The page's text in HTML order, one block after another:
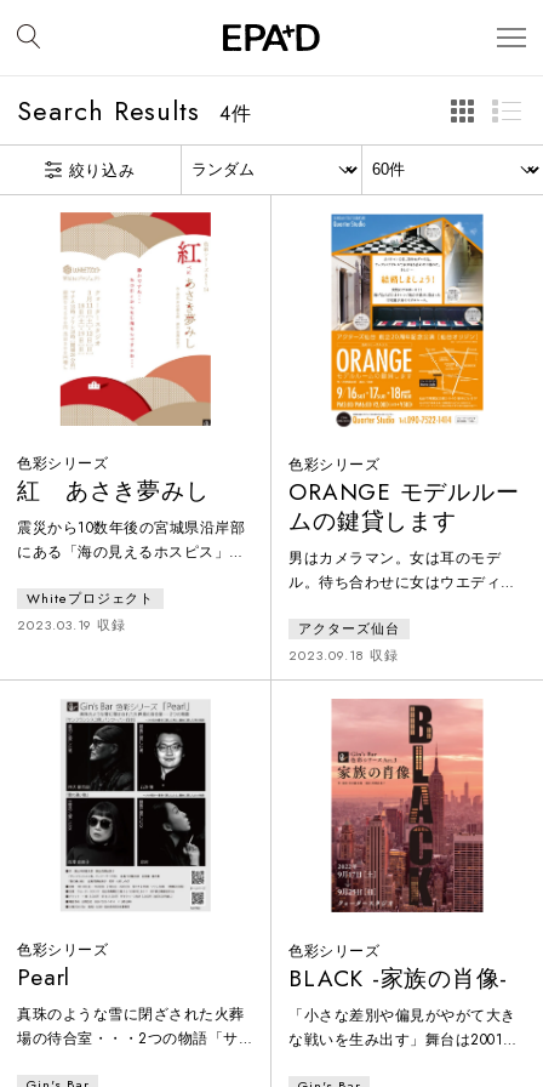
Search Results 4件
絞り込み
色彩シリーズ
紅 あさき夢みし
震災から10数年後の宮城県沿岸部
にある「海の見えるホスピス」で
める、死と再生の物語。
Whiteプロジェクト
2023.03.19 収録
色彩シリーズ
ORANGE モデルルー
ムの鍵貸します
男はカメラマン。女は耳のモデ
ル。待ち合わせに女はウエディン
ょう！」突然のプロポーズ。逃げ
込んだのは、オレンジ色の夕焼け
に染まった住宅展示場のモデルル
ーム。
アクターズ仙台
2023.09.18 収録
色彩シリーズ
Pearl
真珠のような雪に閉ざされた火葬
場の待合室・・・2つの物語「サ
色彩シリーズ
BLACK -家族の肖像-
「小さな差別や偏見がやがて大き
な戦いを生み出す」舞台は2001年